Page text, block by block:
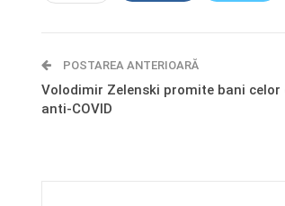
POSTAREA ANTERIOARĂ
Volodimir Zelenski promite bani celor
anti-COVID